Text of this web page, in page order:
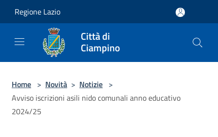
Regione Lazio
Città di
Ciampino
Home > Novità > Notizie >
Avviso iscrizioni asili nido comunali anno educativo
2024/25